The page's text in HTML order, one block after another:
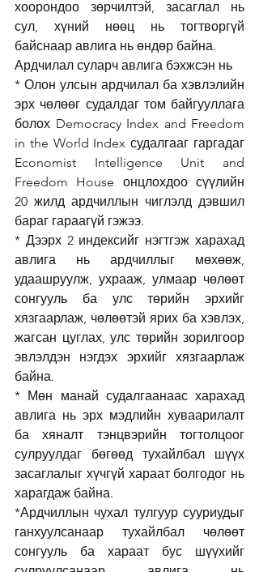
хоорондоо зөрчилтэй, засаглал нь
сул, хүний нөөц нь тогтворгүй
байснаар авлига нь өндөр байна.
Ардчилал суларч авлига бэхжсэн нь
* Олон улсын ардчилал ба хэвлэлийн
эрх чөлөөг судалдаг том байгууллага
болох Democracy Index and Freedom
in the World Index судалгааг гаргадаг
Economist Intelligence Unit and
Freedom House онцлохдоо сүүлийн
20 жилд ардчиллын чиглэлд дэвшил
бараг гараагүй гэжээ.
* Дээрх 2 индексийг нэгтгэж харахад
авлига нь ардчиллыг мөхөөж,
удаашруулж, ухрааж, улмаар чөлөөт
сонгууль ба улс төрийн эрхийг
хязгаарлаж, чөлөөтэй ярих ба хэвлэх,
жагсан цуглах, улс төрийн зорилгоор
эвлэлдэн нэгдэх эрхийг хязгаарлаж
байна.
* Мөн манай судалгаанаас харахад
авлига нь эрх мэдлийн хуваарилалт
ба хяналт тэнцвэрийн тогтолцоог
сулруулдаг бөгөөд тухайлбал шүүх
засаглалыг хүчгүй хараат болгодог нь
харагдаж байна.
*Ардчиллын чухал тулгуур сууриудыг
ганхуулсанаар тухайлбал чөлөөт
сонгууль ба хараат бус шүүхийг